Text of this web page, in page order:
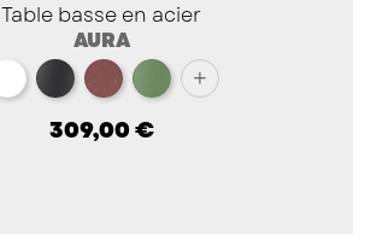
Table basse en acier
AURA
blanc noir red brown métallisé
vert+
309,00 €